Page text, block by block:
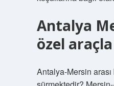
Antalya
özel
Antalya-Mersin